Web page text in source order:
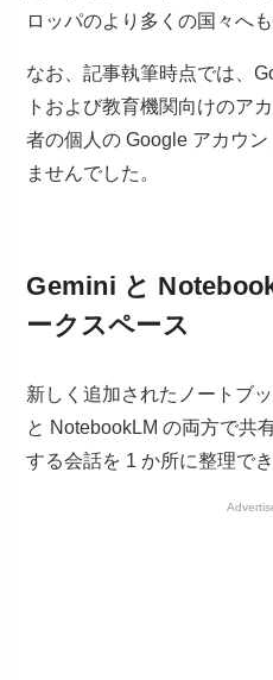
ロッパのより多くの国々へ
なお、記事執筆時点では、
トおよび教育機関向けのア
者の個人の Google アカウ
ませんでした。
Gemini と
ークスペース
新しく追加されたノートブ
と NotebookLM の両方で共
する会話を 1 か所に整理でき